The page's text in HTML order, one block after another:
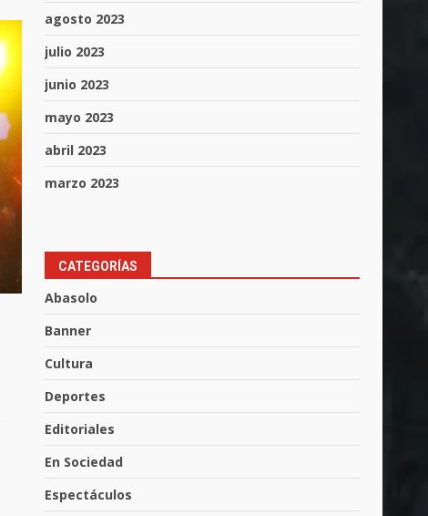
agosto 2023
julio 2023
junio 2023
mayo 2023
abril 2023
marzo 2023
CATEGORÍAS
Abasolo
Banner
Cultura
Deportes
Editoriales
En Sociedad
Espectáculos
3
Muere peatón arrollado por
José Antonio Villanueva